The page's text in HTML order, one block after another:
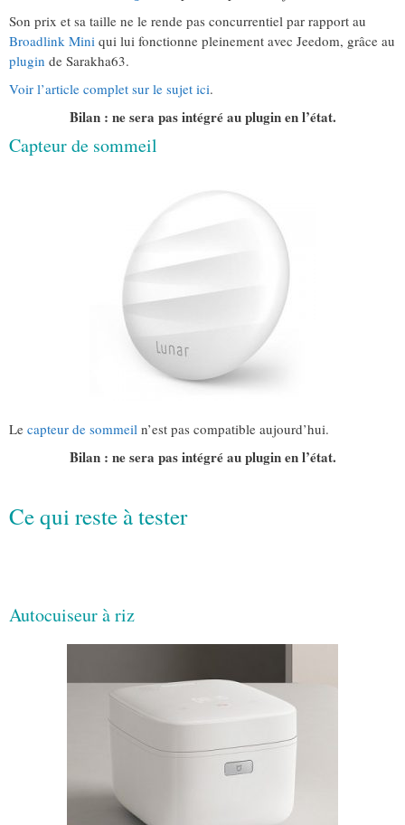
Son prix et sa taille ne le rende pas concurrentiel par rapport au
Broadlink Mini qui lui fonctionne pleinement avec Jeedom, grâce au
plugin de Sarakha63.
Voir l’article complet sur le sujet ici.
Bilan : ne sera pas intégré au plugin en l’état.
Capteur de sommeil
Le capteur de sommeil n’est pas compatible aujourd’hui.
Bilan : ne sera pas intégré au plugin en l’état.
Ce qui reste à tester
Autocuiseur à riz